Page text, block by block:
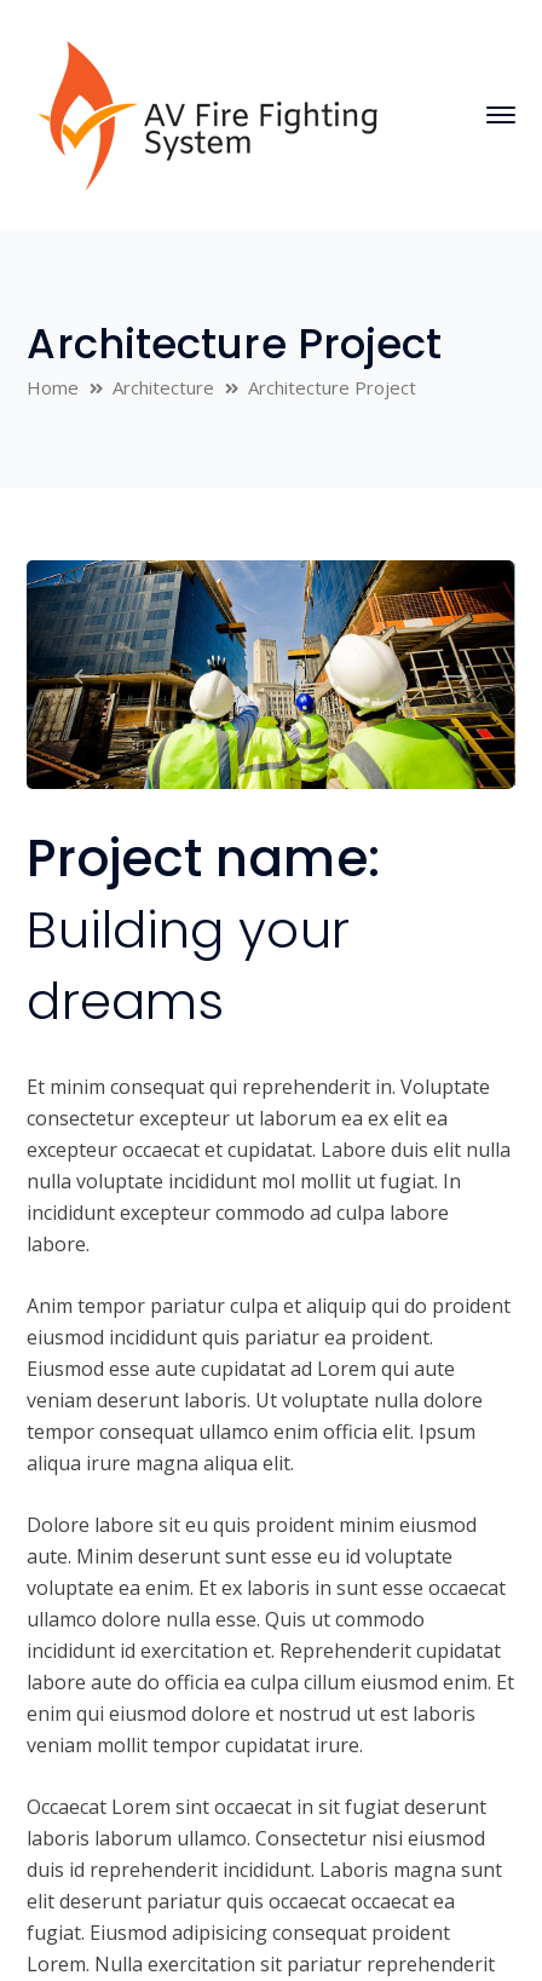
Architecture Project
Home Architecture Architecture Project
Project name:
Building your
dreams
Et minim consequat qui reprehenderit in. Voluptate
consectetur excepteur ut laborum ea ex elit ea
excepteur occaecat et cupidatat. Labore duis elit nulla
nulla voluptate incididunt mol mollit ut fugiat. In
incididunt excepteur commodo ad culpa labore
labore.
Anim tempor pariatur culpa et aliquip qui do proident
eiusmod incididunt quis pariatur ea proident.
Eiusmod esse aute cupidatat ad Lorem qui aute
veniam deserunt laboris. Ut voluptate nulla dolore
tempor consequat ullamco enim officia elit. Ipsum
aliqua irure magna aliqua elit.
Dolore labore sit eu quis proident minim eiusmod
aute. Minim deserunt sunt esse eu id voluptate
voluptate ea enim. Et ex laboris in sunt esse occaecat
ullamco dolore nulla esse. Quis ut commodo
incididunt id exercitation et. Reprehenderit cupidatat
labore aute do officia ea culpa cillum eiusmod enim. Et
enim qui eiusmod dolore et nostrud ut est laboris
veniam mollit tempor cupidatat irure.
Occaecat Lorem sint occaecat in sit fugiat deserunt
laboris laborum ullamco. Consectetur nisi eiusmod
duis id reprehenderit incididunt. Laboris magna sunt
elit deserunt pariatur quis occaecat occaecat ea
fugiat. Eiusmod adipisicing consequat proident
Lorem. Nulla exercitation sit pariatur reprehenderit